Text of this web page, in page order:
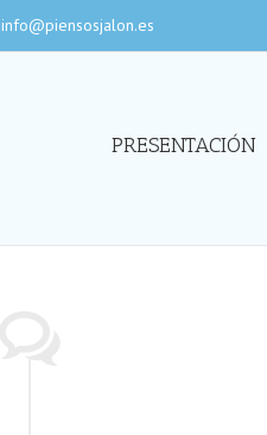
info@piensosjalon.es
PRESENTACIÓN